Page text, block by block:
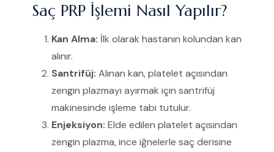
Saç PRP İşlemi Nasıl Yapılır?
Kan Alma: İlk olarak hastanın kolundan kan
alınır.
Santrifüj: Alınan kan, platelet açısından
zengin plazmayı ayırmak için santrifüj
makinesinde işleme tabi tutulur.
Enjeksiyon: Elde edilen platelet açısından
zengin plazma, ince iğnelerle saç derisine